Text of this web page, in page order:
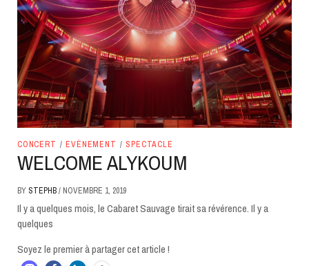
CONCERT / EVÈNEMENT / SPECTACLE
WELCOME ALYKOUM
BY STEPHB/ NOVEMBRE 1, 2019
Il y a quelques mois, le Cabaret Sauvage tirait sa révérence. Il y a
quelques
Soyez le premier à partager cet article !